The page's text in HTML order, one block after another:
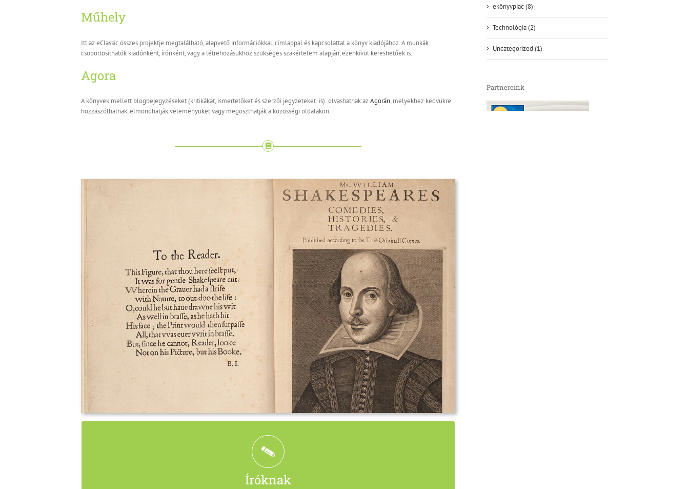
Műhely
Itt az eClassic összes projektje megtalálható, alapvető információkkal, címlappal és kapcsolattal a könyv kiadójához. A munkák
csoportosíthatók kiadónként, írónként, vagy a létrehozásukhoz szükséges szakértelem alapján, ezenkívül kereshetőek is.
Agora
A könyvek mellett blogbejegyzéseket (kritikákat, ismertetőket és szerzői jegyzeteket is) olvashatnak azAgorán, melyekhez kedvükre
hozzászólhatnak, elmondhatják véleményüket vagy megoszthatják a közösségi oldalakon.
Íróknak
csapata számára nincs két egyformán készülő ekönyv. Minden cím, minden könyv egyedi szövegképpel, formai
jellemzőkkel rendelkezik, amit nem lehet és nem is szabad a konverziós folyamat során uniformizálni. Ez érvényes az eredeti,
vagyis papírelőzmény nélküli ekönyvekre is. Értelmezésünkben tehát egy ekönyv elkészítése minden esetben kiadói
megfontolásokat, szakmai előkészítést és döntéseket igényel.
ekönyvpiac (8)
Technológia (2)
Uncategorized (1)
Partnereink